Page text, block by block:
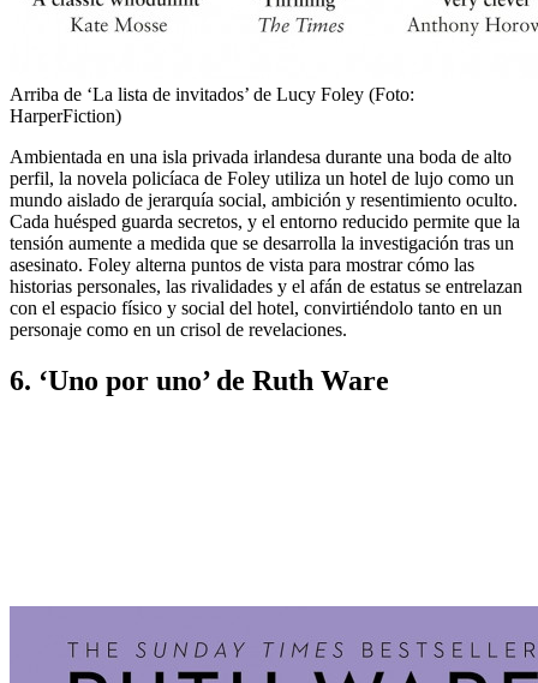
Arriba de ‘La lista de invitados’ de Lucy Foley (Foto:
HarperFiction)
Ambientada en una isla privada irlandesa durante una boda de alto
perfil, la novela policíaca de Foley utiliza un hotel de lujo como un
mundo aislado de jerarquía social, ambición y resentimiento oculto.
Cada huésped guarda secretos, y el entorno reducido permite que la
tensión aumente a medida que se desarrolla la investigación tras un
asesinato. Foley alterna puntos de vista para mostrar cómo las
historias personales, las rivalidades y el afán de estatus se entrelazan
con el espacio físico y social del hotel, convirtiéndolo tanto en un
personaje como en un crisol de revelaciones.
6. ‘Uno por uno’ de Ruth Ware